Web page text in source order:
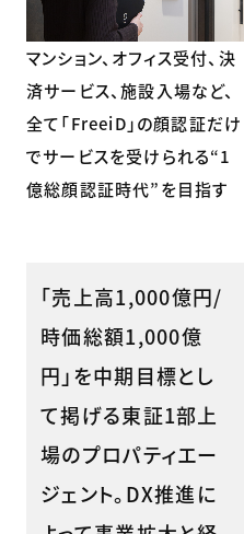
マンション、オフィス受付、決
済サービス、施設入場など、
全て「FreeiD」の顔認証だけ
でサービスを受けられる“1
億総顔認証時代”を目指す
「売上高1,000億円/
時価総額1,000億
円」を中期目標とし
て掲げる東証1部上
場のプロパティエー
ジェント。DX推進に